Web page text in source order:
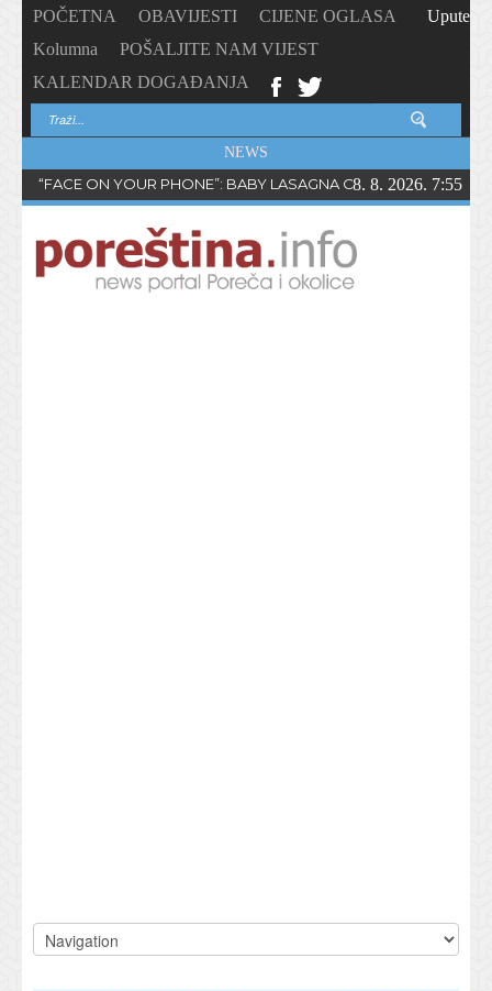
POČETNA OBAVIJESTI
CIJENE OGLASA
Kolumna
POŠALJITE NAM VIJEST
KALENDAR DOGAĐANJA
Upute
NEWS
“FACE ON YOUR PHONE”: BABY LASAGNA OBJAVIO NOVI
8. 8. 2026. 7:55